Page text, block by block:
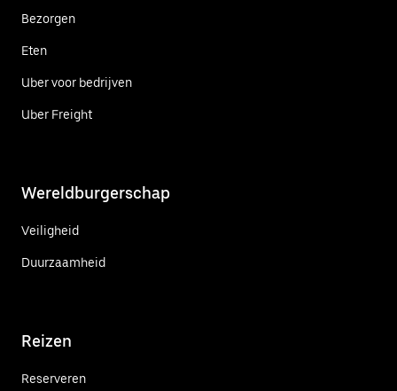
Bezorgen
Eten
Uber voor bedrijven
Uber Freight
Wereldburgerschap
Veiligheid
Duurzaamheid
Reizen
Reserveren